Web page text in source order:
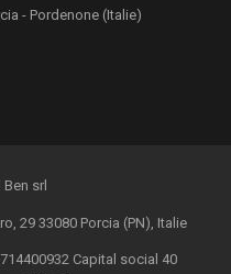
- Pordenone (Italie)
srl
29 33080 Porcia (PN), Italie
Capital social 40